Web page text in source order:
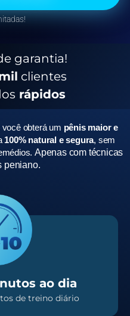
garantia!
clientes
rápidos
você obterá um pênis maior e
100% natural e segura, sem
Apenas com técnicas
peniano.
ao dia
de treino diário